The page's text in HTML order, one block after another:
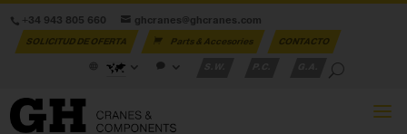
+34 943 805 660 ghcranes@ghcranes.com
SOLICITUD DE OFERTA Parts & Accesories
CONTACTO